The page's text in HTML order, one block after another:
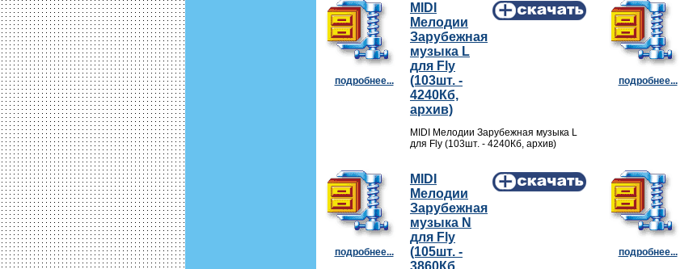
подробнее...
MIDI
Мелодии
Зарубежная
музыка L
для Fly
(103шт. -
4240Кб,
архив)
MIDI Мелодии Зарубежная музыка L
для Fly (103шт. - 4240Кб, архив)
подробнее...
подробнее...
MIDI
Мелодии
Зарубежная
музыка N
для Fly
(105шт. -
3860Кб,
подробнее...